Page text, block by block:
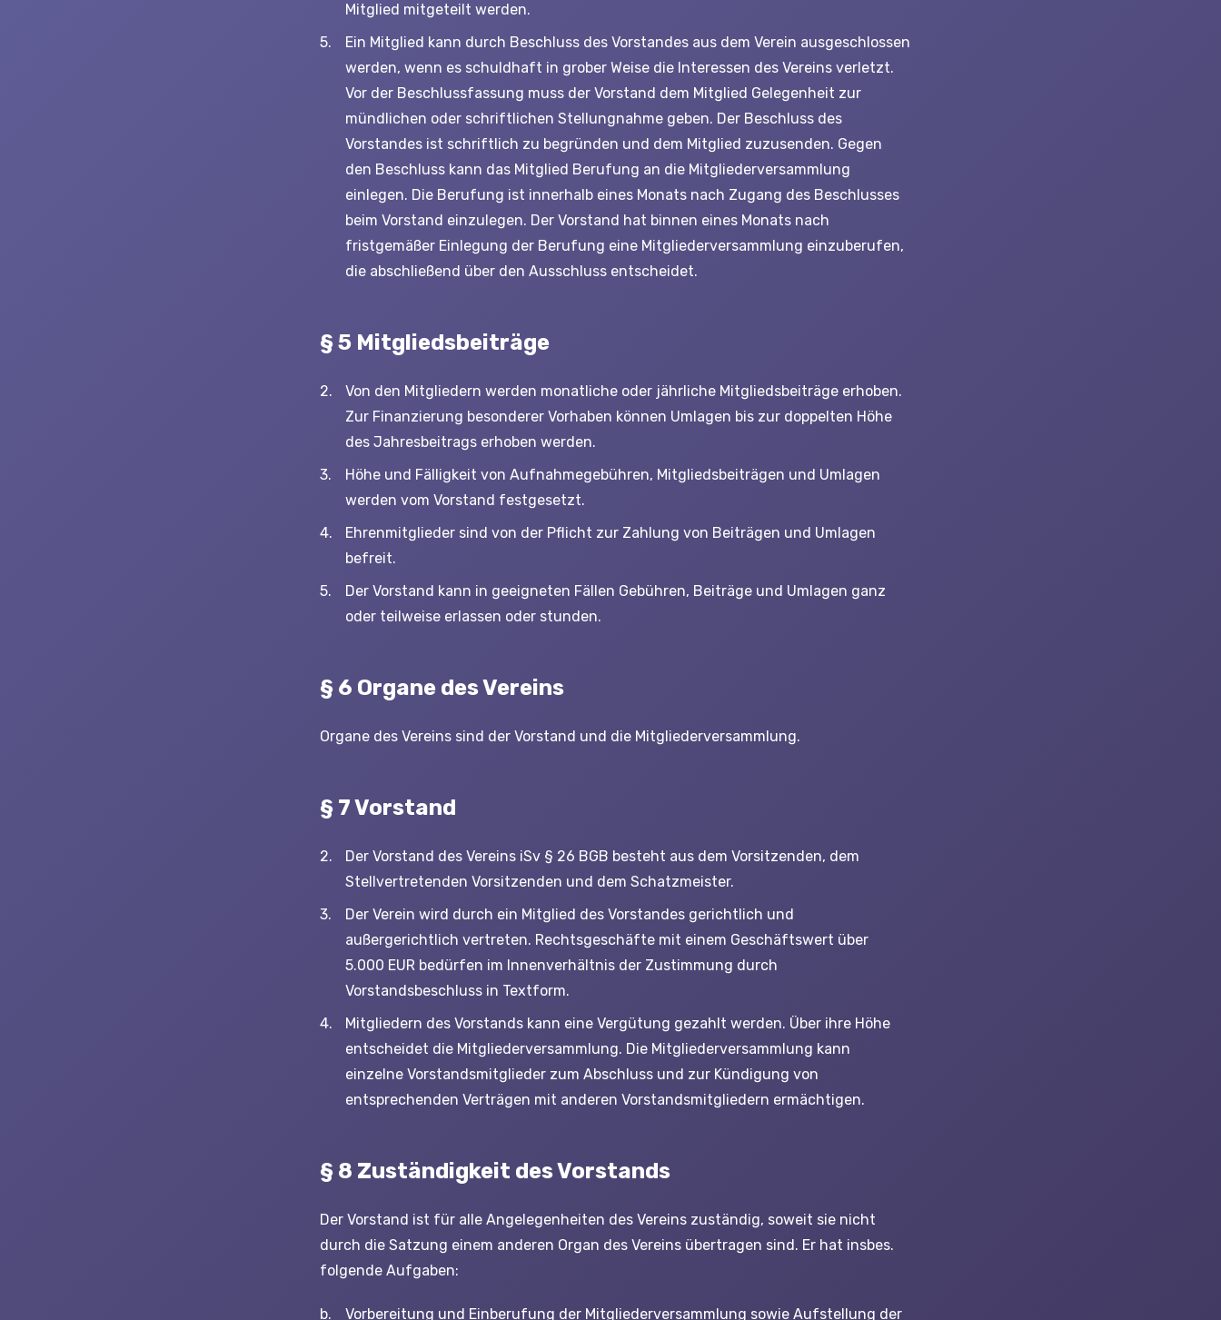
Mitglied mitgeteilt werden.
Ein Mitglied kann durch Beschluss des Vorstandes aus dem Verein ausgeschlossen
werden, wenn es schuldhaft in grober Weise die Interessen des Vereins verletzt.
Vor der Beschlussfassung muss der Vorstand dem Mitglied Gelegenheit zur
mündlichen oder schriftlichen Stellungnahme geben. Der Beschluss des
Vorstandes ist schriftlich zu begründen und dem Mitglied zuzusenden. Gegen
den Beschluss kann das Mitglied Berufung an die Mitgliederversammlung
einlegen. Die Berufung ist innerhalb eines Monats nach Zugang des Beschlusses
beim Vorstand einzulegen. Der Vorstand hat binnen eines Monats nach
fristgemäßer Einlegung der Berufung eine Mitgliederversammlung einzuberufen,
die abschließend über den Ausschluss entscheidet.
§ 5 Mitgliedsbeiträge
Von den Mitgliedern werden monatliche oder jährliche Mitgliedsbeiträge erhoben.
Zur Finanzierung besonderer Vorhaben können Umlagen bis zur doppelten Höhe
des Jahresbeitrags erhoben werden.
Höhe und Fälligkeit von Aufnahmegebühren, Mitgliedsbeiträgen und Umlagen
werden vom Vorstand festgesetzt.
Ehrenmitglieder sind von der Pflicht zur Zahlung von Beiträgen und Umlagen
befreit.
Der Vorstand kann in geeigneten Fällen Gebühren, Beiträge und Umlagen ganz
oder teilweise erlassen oder stunden.
§ 6 Organe des Vereins
Organe des Vereins sind der Vorstand und die Mitgliederversammlung.
§ 7 Vorstand
Der Vorstand des Vereins iSv § 26 BGB besteht aus dem Vorsitzenden, dem
Stellvertretenden Vorsitzenden und dem Schatzmeister.
Der Verein wird durch ein Mitglied des Vorstandes gerichtlich und
außergerichtlich vertreten. Rechtsgeschäfte mit einem Geschäftswert über
5.000 EUR bedürfen im Innenverhältnis der Zustimmung durch
Vorstandsbeschluss in Textform.
Mitgliedern des Vorstands kann eine Vergütung gezahlt werden. Über ihre Höhe
entscheidet die Mitgliederversammlung. Die Mitgliederversammlung kann
einzelne Vorstandsmitglieder zum Abschluss und zur Kündigung von
entsprechenden Verträgen mit anderen Vorstandsmitgliedern ermächtigen.
§ 8 Zuständigkeit des Vorstands
Der Vorstand ist für alle Angelegenheiten des Vereins zuständig, soweit sie nicht
durch die Satzung einem anderen Organ des Vereins übertragen sind. Er hat insbes.
folgende Aufgaben:
Vorbereitung und Einberufung der Mitgliederversammlung sowie Aufstellung der